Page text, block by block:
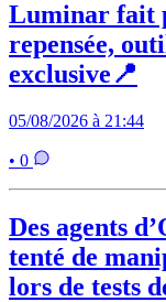
Luminar fait
repensée,
exclusive📍
05/08/2026 à 21:44
• 0
Des agents
tenté de
lors de tests